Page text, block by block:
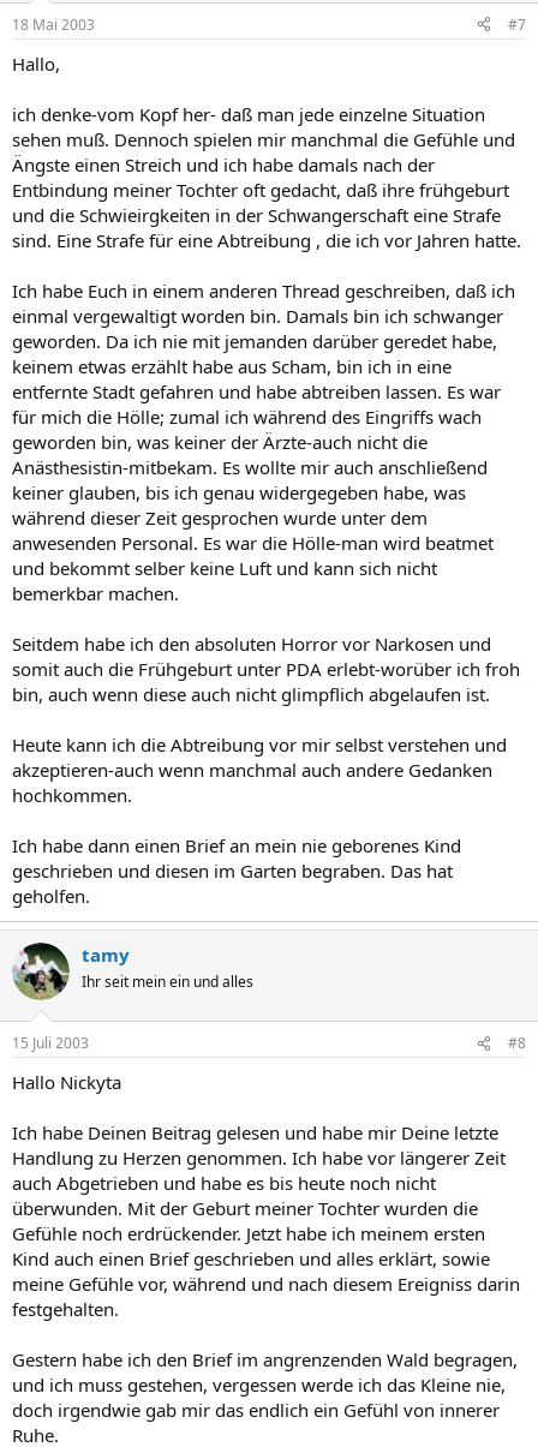
18 Mai 2003 #7
Hallo,
ich denke-vom Kopf her- daß man jede einzelne Situation
sehen muß. Dennoch spielen mir manchmal die Gefühle und
Ängste einen Streich und ich habe damals nach der
Entbindung meiner Tochter oft gedacht, daß ihre frühgeburt
und die Schwieirgkeiten in der Schwangerschaft eine Strafe
sind. Eine Strafe für eine Abtreibung , die ich vor Jahren hatte.
Ich habe Euch in einem anderen Thread geschreiben, daß ich
einmal vergewaltigt worden bin. Damals bin ich schwanger
geworden. Da ich nie mit jemanden darüber geredet habe,
keinem etwas erzählt habe aus Scham, bin ich in eine
entfernte Stadt gefahren und habe abtreiben lassen. Es war
für mich die Hölle; zumal ich während des Eingriffs wach
geworden bin, was keiner der Ärzte-auch nicht die
Anästhesistin-mitbekam. Es wollte mir auch anschließend
keiner glauben, bis ich genau widergegeben habe, was
während dieser Zeit gesprochen wurde unter dem
anwesenden Personal. Es war die Hölle-man wird beatmet
und bekommt selber keine Luft und kann sich nicht
bemerkbar machen.
Seitdem habe ich den absoluten Horror vor Narkosen und
somit auch die Frühgeburt unter PDA erlebt-worüber ich froh
bin, auch wenn diese auch nicht glimpflich abgelaufen ist.
Heute kann ich die Abtreibung vor mir selbst verstehen und
akzeptieren-auch wenn manchmal auch andere Gedanken
hochkommen.
Ich habe dann einen Brief an mein nie geborenes Kind
geschrieben und diesen im Garten begraben. Das hat
geholfen.
tamy
Ihr seit mein ein und alles
15 Juli 2003 #8
Hallo Nickyta
Ich habe Deinen Beitrag gelesen und habe mir Deine letzte
Handlung zu Herzen genommen. Ich habe vor längerer Zeit
auch Abgetrieben und habe es bis heute noch nicht
überwunden. Mit der Geburt meiner Tochter wurden die
Gefühle noch erdrückender. Jetzt habe ich meinem ersten
Kind auch einen Brief geschrieben und alles erklärt, sowie
meine Gefühle vor, während und nach diesem Ereigniss darin
festgehalten.
Gestern habe ich den Brief im angrenzenden Wald begragen,
und ich muss gestehen, vergessen werde ich das Kleine nie,
doch irgendwie gab mir das endlich ein Gefühl von innerer
Ruhe.